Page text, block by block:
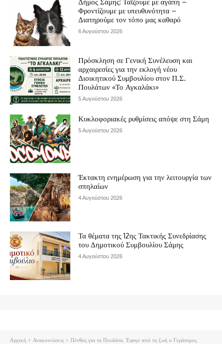
Δήμος Σάμης: Ταΐζουμε με αγάπη –
Φροντίζουμε με υπευθυνότητα –
Διατηρούμε τον τόπο μας καθαρό
6 Αυγούστου 2026
Πρόσκληση σε Γενική Συνέλευση και
αρχαιρεσίες για την εκλογή νέου
Διοικητικού Συμβουλίου στον Π.Σ.
Πουλάτων «Το Αγκαλάκι»
5 Αυγούστου 2026
Κυκλοφοριακές ρυθμίσεις απόψε στη Σάμη
5 Αυγούστου 2026
Έκτακτη ενημέρωση για την λειτουργία των
σπηλαίων
4 Αυγούστου 2026
Τα θέματα της 12ης Τακτικής Συνεδρίασης
του Δημοτικού Συμβουλίου Σάμης
4 Αυγούστου 2026